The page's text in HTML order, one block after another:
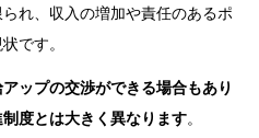
れ、収入の増加や責任のあるポ
です。
ップの交渉ができる場合もあり
度とは大きく異なります。